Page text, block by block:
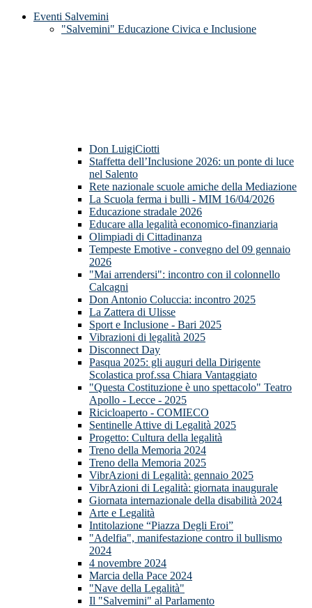
Eventi Salvemini
"Salvemini" Educazione Civica e Inclusione
Don LuigiCiotti
Staffetta dell’Inclusione 2026: un ponte di luce
nel Salento
Rete nazionale scuole amiche della Mediazione
La Scuola ferma i bulli - MIM 16/04/2026
Educazione stradale 2026
Educare alla legalità economico-finanziaria
Olimpiadi di Cittadinanza
Tempeste Emotive - convegno del 09 gennaio
2026
"Mai arrendersi": incontro con il colonnello
Calcagni
Don Antonio Coluccia: incontro 2025
La Zattera di Ulisse
Sport e Inclusione - Bari 2025
Vibrazioni di legalità 2025
Disconnect Day
Pasqua 2025: gli auguri della Dirigente
Scolastica prof.ssa Chiara Vantaggiato
"Questa Costituzione è uno spettacolo" Teatro
Apollo - Lecce - 2025
Ricicloaperto - COMIECO
Sentinelle Attive di Legalità 2025
Progetto: Cultura della legalità
Treno della Memoria 2024
Treno della Memoria 2025
VibrAzioni di Legalità: gennaio 2025
VibrAzioni di Legalità: giornata inaugurale
Giornata internazionale della disabilità 2024
Arte e Legalità
Intitolazione “Piazza Degli Eroi”
"Adelfia", manifestazione contro il bullismo
2024
4 novembre 2024
Marcia della Pace 2024
"Nave della Legalità"
Il "Salvemini" al Parlamento